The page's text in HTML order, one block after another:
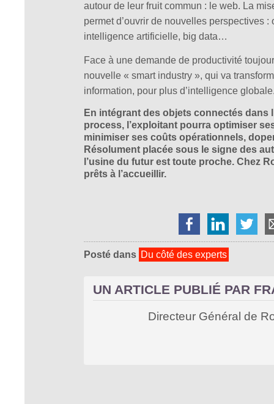
autour de leur fruit commun : le web. La
permet d’ouvrir de nouvelles perspectives :
intelligence artificielle, big data…
Face à une demande de productivité
nouvelle « smart industry », qui va
information, pour plus d’intelligence
En intégrant des objets connectés dans
process, l’exploitant pourra optimiser
minimiser ses coûts opérationnels,
Résolument placée sous le signe des
l’usine du futur est toute proche. Chez
prêts à l’accueillir.
Posté dans Du côté des experts
UN ARTICLE PUBLIÉ PAR
Directeur Général de